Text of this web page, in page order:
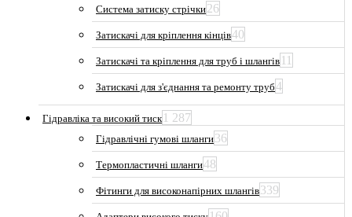
Система затиску стрічки26
Затискачі для кріплення кінців40
Затискачі та кріплення для труб і шлангів 11
Затискачі для з'єднання та ремонту труб4
Гідравліка та високий тиск 1 287
Гідравлічні гумові шланги36
Термопластичні шланги48
Фітинги для високонапірних шлангів339